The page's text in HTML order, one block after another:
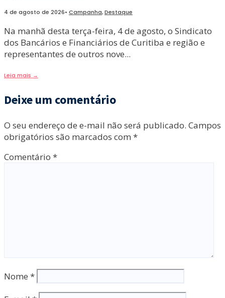
4 de agosto de 2026• Campanha,Destaque
Na manhã desta terça-feira, 4 de agosto, o Sindicato
dos Bancários e Financiários de Curitiba e região e
representantes de outros nove...
Leia mais →
Deixe um comentário
O seu endereço de e-mail não será publicado. Campos
obrigatórios são marcados com *
Comentário *
Nome *